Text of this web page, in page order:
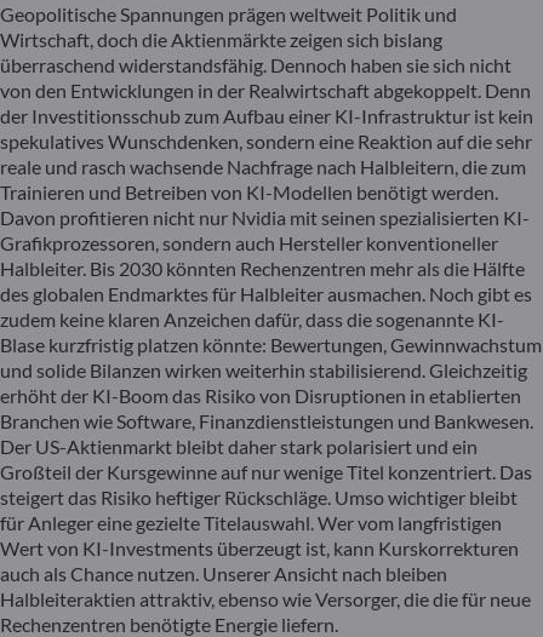
Geopolitische Spannungen prägen weltweit Politik und
Wirtschaft, doch die Aktienmärkte zeigen sich bislang
überraschend widerstandsfähig. Dennoch haben sie sich nicht
von den Entwicklungen in der Realwirtschaft abgekoppelt. Denn
der Investitionsschub zum Aufbau einer KI-Infrastruktur ist kein
spekulatives Wunschdenken, sondern eine Reaktion auf die sehr
reale und rasch wachsende Nachfrage nach Halbleitern, die zum
Trainieren und Betreiben von KI-Modellen benötigt werden.
Davon profitieren nicht nur Nvidia mit seinen spezialisierten KI-
Grafikprozessoren, sondern auch Hersteller konventioneller
Halbleiter. Bis 2030 könnten Rechenzentren mehr als die Hälfte
des globalen Endmarktes für Halbleiter ausmachen. Noch gibt es
zudem keine klaren Anzeichen dafür, dass die sogenannte KI-
Blase kurzfristig platzen könnte: Bewertungen, Gewinnwachstum
und solide Bilanzen wirken weiterhin stabilisierend. Gleichzeitig
erhöht der KI-Boom das Risiko von Disruptionen in etablierten
Branchen wie Software, Finanzdienstleistungen und Bankwesen.
Der US-Aktienmarkt bleibt daher stark polarisiert und ein
Großteil der Kursgewinne auf nur wenige Titel konzentriert. Das
steigert das Risiko heftiger Rückschläge. Umso wichtiger bleibt
für Anleger eine gezielte Titelauswahl. Wer vom langfristigen
Wert von KI-Investments überzeugt ist, kann Kurskorrekturen
auch als Chance nutzen. Unserer Ansicht nach bleiben
Halbleiteraktien attraktiv, ebenso wie Versorger, die die für neue
Rechenzentren benötigte Energie liefern.